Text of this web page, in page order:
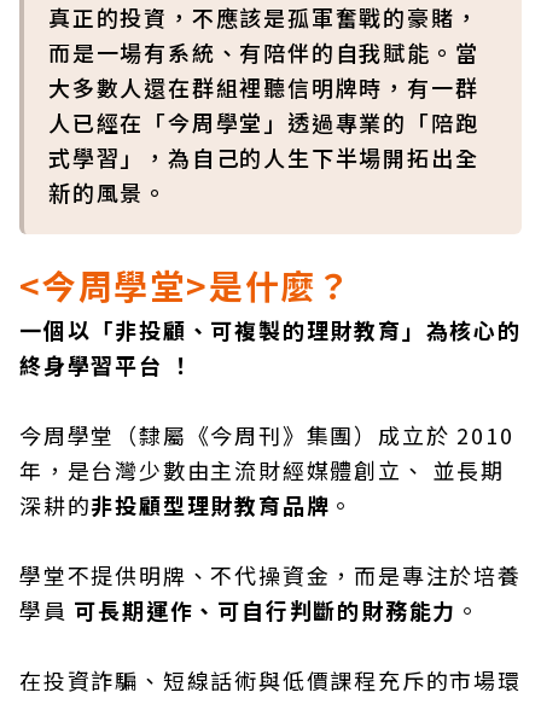
真正的投資，不應該是孤軍奮戰的豪賭，
而是一場有系統、有陪伴的自我賦能。當
大多數人還在群組裡聽信明牌時，有一群
人已經在「今周學堂」透過專業的「陪跑
式學習」，為自己的人生下半場開拓出全
新的風景。
<今周學堂>是什麼？
一個以「非投顧、可複製的理財教育」為核心的
終身學習平台 ！
今周學堂（隸屬《今周刊》集團）成立於 2010
年，是台灣少數由主流財經媒體創立、 並長期
深耕的非投顧型理財教育品牌 。
學堂不提供明牌、不代操資金，而是專注於培養
學員 可長期運作、可自行判斷的財務能力 。
在投資詐騙、短線話術與低價課程充斥的市場環